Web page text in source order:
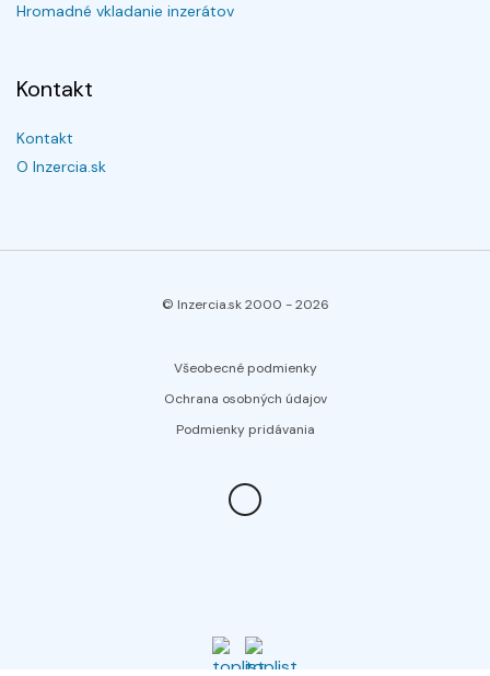
Hromadné vkladanie inzerátov
Kontakt
Kontakt
O Inzercia.sk
© Inzercia.sk 2000 -2026
Všeobecné podmienky
Ochrana osobných údajov
Podmienky pridávania